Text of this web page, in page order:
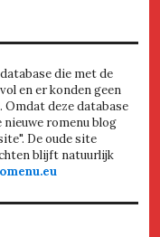
die met de
en er konden geen
deze database
romenu blog
De oude site
blijft natuurlijk